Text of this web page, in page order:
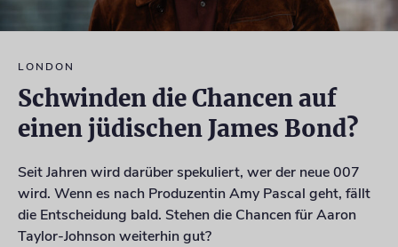
8
Der frühere NBA-Star sollte
9
Der getötete Aktivist setzte sich
gegen Siedlergewalt ein un…
Nach der Schließung des eng mit
dem iranischen Regime verflo…
LONDON
Schwinden die Chancen auf
einen jüdischen James Bond?
Seit Jahren wird darüber spekuliert, wer der neue 007
wird. Wenn es nach Produzentin Amy Pascal geht, fällt
die Entscheidung bald. Stehen die Chancen für Aaron
Taylor-Johnson weiterhin gut?